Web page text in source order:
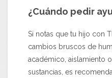
¿Cuándo pedir
Si notas que tu hijo con
cambios bruscos de
académico, aislamiento
sustancias, es